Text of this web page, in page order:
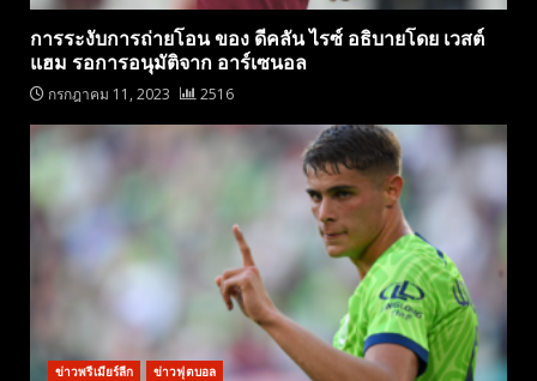
การระงับการถ่ายโอน ของ ดีคลัน ไรซ์ อธิบายโดย เวสต์
แฮม รอการอนุมัติจาก อาร์เซนอล
กรกฎาคม 11, 2023 2516
ข่าวพรีเมียร์ลีก ข่าวฟุตบอล